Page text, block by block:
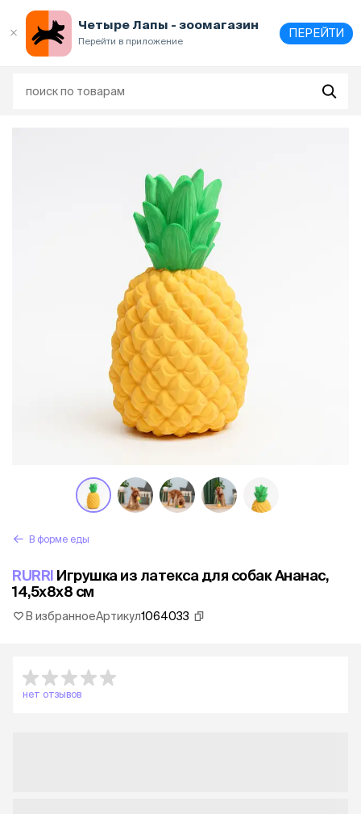
Четыре Лапы - зоомагазин
Перейти в приложение
ПЕРЕЙТИ
В форме еды
RURRI Игрушка из латекса для собак Ананас,
14,5х8х8 см
В избранноеАртикул1064033
нет отзывов